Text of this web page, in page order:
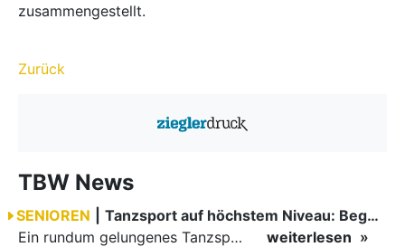
zusammengestellt.
Zurück
TBW News
SENIOREN
Tanzsport auf höchstem Niveau: Begeisterung bei den Turnieren in…
Ein rundum gelungenes Tanzsport-Wochenende liegt hinter den Paaren und Organisatoren in Enzklösterle. Am 1. und 2. August 2026 verwandelte sich die Festhalle wieder in einen lebendigen Mittelpunkt des…
weiterlesen